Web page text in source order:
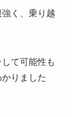
く、乗り越
て可能性も
りました